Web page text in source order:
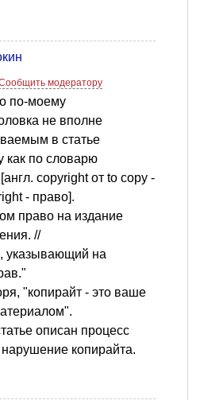
модератору
по-моему
не вполне
в статье
как по словарю
copyright от to copy -
- право].
право на издание
//
указывающий на
"копирайт - это ваше
описан процесс
копирайта.